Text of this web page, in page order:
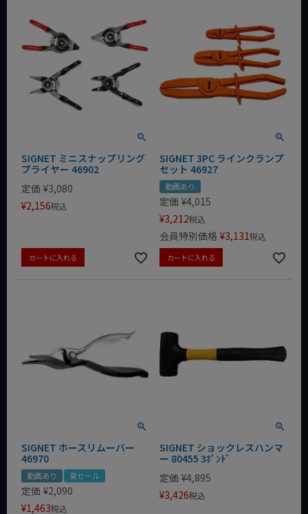
SIGNET ミニスナップリング
プライヤー 46902
定価 ¥3,080
¥2,156税込
カートに入れる
SIGNET 3PC ラインクランプ
セット 46927
動画あり
定価 ¥4,015
¥3,212税込
会員特別価格 ¥3,131税込
カートに入れる
SIGNET ホースリムーバー
46970
動画あり 夏セール
定価 ¥2,090
¥1,463税込
SIGNET ショックレスハンマ
ー 80455 3ﾎﾟﾝﾄﾞ
定価 ¥4,895
¥3,426税込